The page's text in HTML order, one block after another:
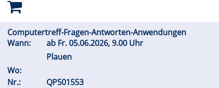
Computertreff-Fragen-Antworten-Anwendungen
Wann:
ab Fr.05.06.2026, 9.00 Uhr
Plauen
Wo:
Nr.:
QP501553